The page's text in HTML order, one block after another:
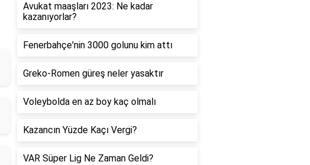
Avukat maaşları 2023: Ne kadar
kazanıyorlar?
Fenerbahçe'nin 3000 golunu kim attı
Greko-Romen güreş neler yasaktır
Voleybolda en az boy kaç olmalı
Kazancın Yüzde Kaçı Vergi?
VAR Süper Lig Ne Zaman Geldi?